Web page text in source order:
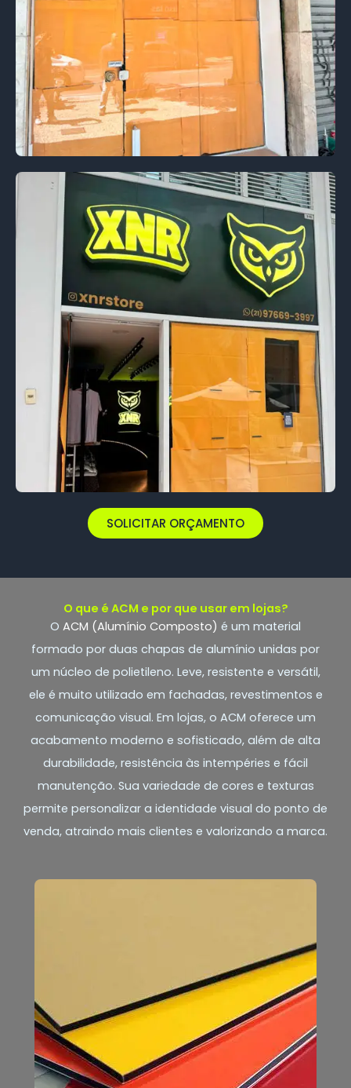
SOLICITAR ORÇAMENTO
O que é ACM e por que usar em lojas?
O ACM (Alumínio Composto) é um material
formado por duas chapas de alumínio unidas por
um núcleo de polietileno. Leve, resistente e versátil,
ele é muito utilizado em fachadas, revestimentos e
comunicação visual. Em lojas, o ACM oferece um
acabamento moderno e sofisticado, além de alta
durabilidade, resistência às intempéries e fácil
manutenção. Sua variedade de cores e texturas
permite personalizar a identidade visual do ponto de
venda, atraindo mais clientes e valorizando a marca.